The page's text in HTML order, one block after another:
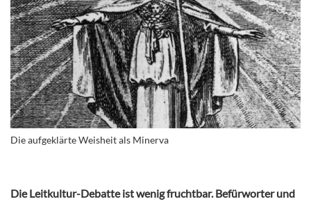
Die aufgeklärte Weisheit als Minerva
Die Leitkultur-Debatte ist wenig fruchtbar. Befürworter und